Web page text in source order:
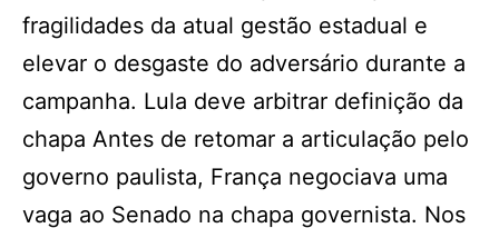
fragilidades da atual gestão estadual e
elevar o desgaste do adversário durante a
campanha. Lula deve arbitrar definição da
chapa Antes de retomar a articulação pelo
governo paulista, França negociava uma
vaga ao Senado na chapa governista. Nos